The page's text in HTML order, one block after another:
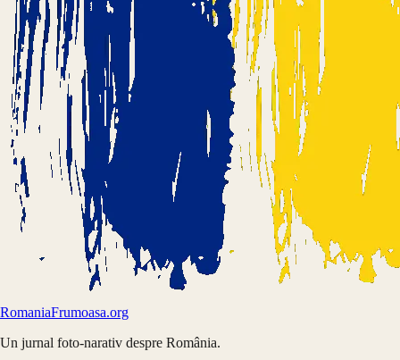
RomaniaFrumoasa.org
Un jurnal foto-narativ despre România.